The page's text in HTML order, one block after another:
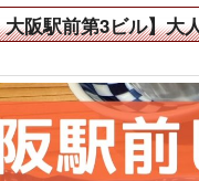
阪駅前第3ビル】大